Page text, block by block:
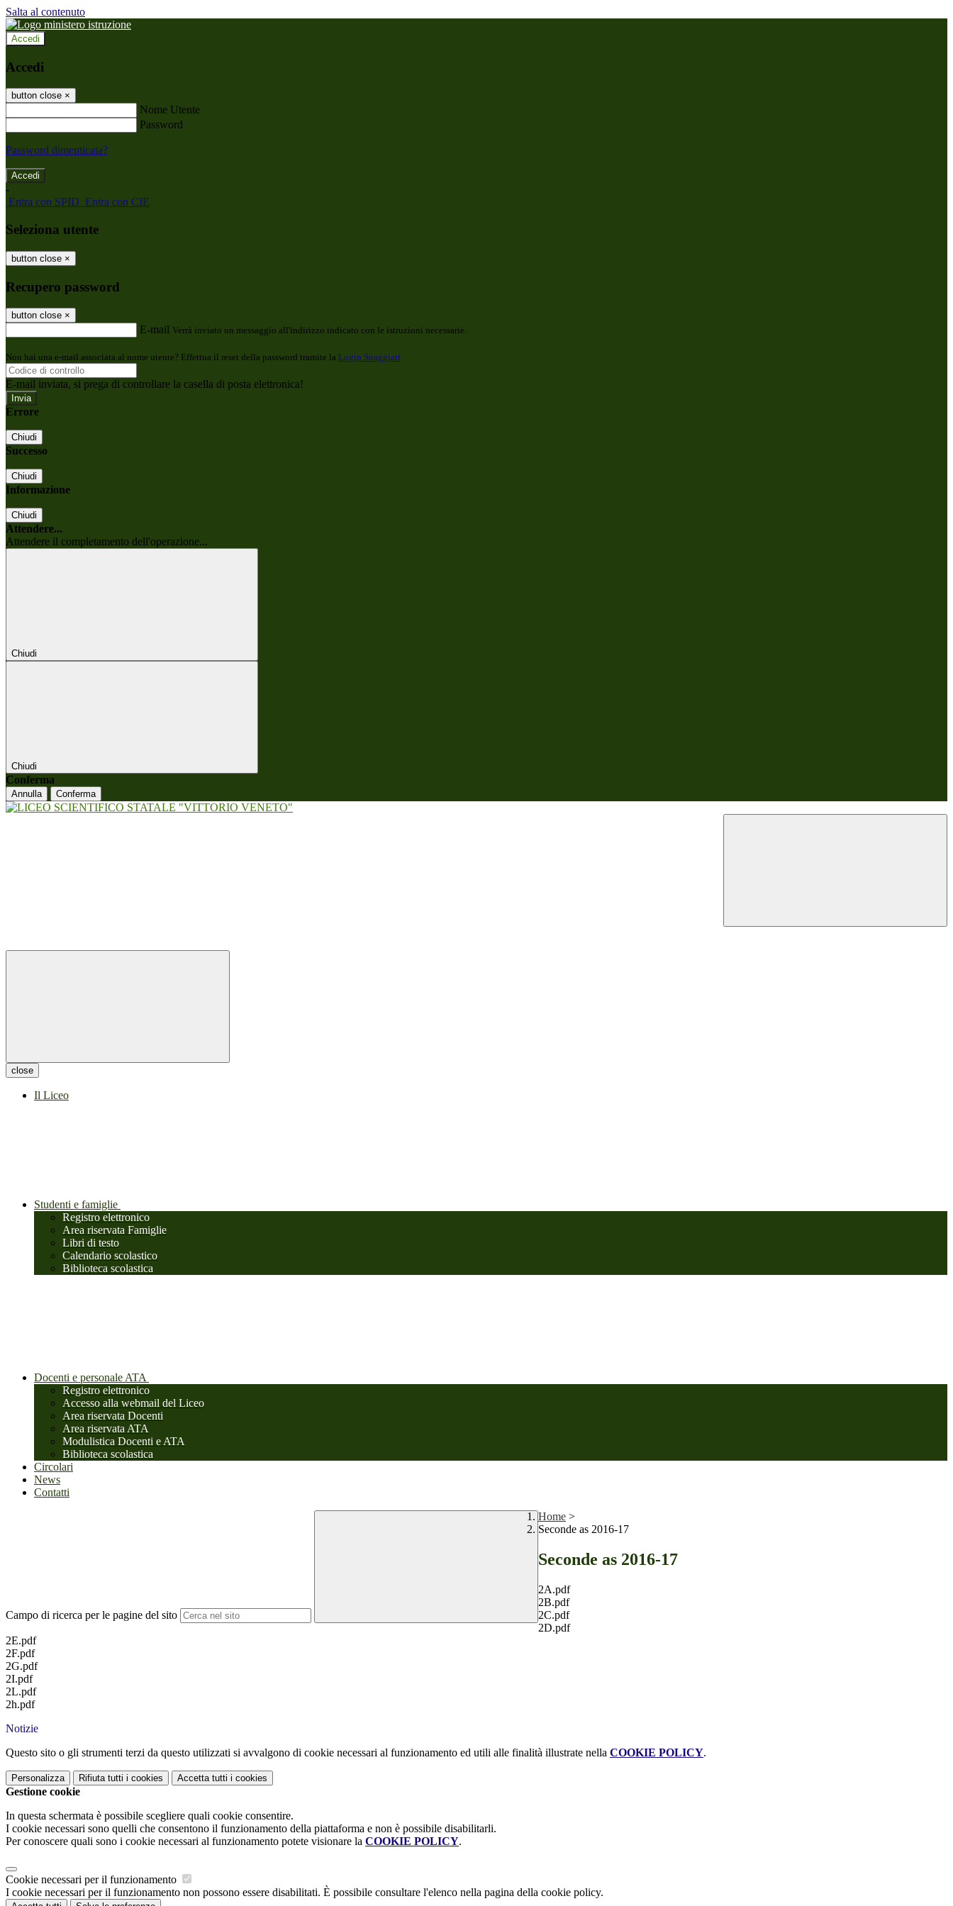
Salta al contenuto
Accedi
Accedi
button close ×
Nome Utente
Password
Password dimenticata?
-
Entra con SPID Entra con CIE
Seleziona utente
button close ×
Recupero password
button close ×
E-mail Verrà inviato un messaggio all'indirizzo indicato con le istruzioni necessarie.
Non hai una e-mail associata al nome utente? Effettua il reset della password tramite la Login Spaggiari
E-mail inviata, si prega di controllare la casella di posta elettronica!
Errore
Chiudi
Successo
Chiudi
Informazione
Chiudi
Attendere...
Attendere il completamento dell'operazione...
Chiudi
Chiudi
Conferma
Annulla Conferma
close
Il Liceo
Studenti e famiglie
Registro elettronico
Area riservata Famiglie
Libri di testo
Calendario scolastico
Biblioteca scolastica
Docenti e personale ATA
Registro elettronico
Accesso alla webmail del Liceo
Area riservata Docenti
Area riservata ATA
Modulistica Docenti e ATA
Biblioteca scolastica
Circolari
News
Contatti
Campo di ricerca per le pagine del sito
Home >
Seconde as 2016-17
Seconde as 2016-17
2A.pdf
2B.pdf
2C.pdf
2D.pdf
2E.pdf
2F.pdf
2G.pdf
2I.pdf
2L.pdf
2h.pdf
Notizie
Questo sito o gli strumenti terzi da questo utilizzati si avvalgono di cookie necessari al funzionamento ed utili alle finalità illustrate nella COOKIE POLICY.
Personalizza Rifiuta tutti i cookies Accetta tutti i cookies
Gestione cookie
In questa schermata è possibile scegliere quali cookie consentire.
I cookie necessari sono quelli che consentono il funzionamento della piattaforma e non è possibile disabilitarli.
Per conoscere quali sono i cookie necessari al funzionamento potete visionare la COOKIE POLICY.
Cookie necessari per il funzionamento
I cookie necessari per il funzionamento non possono essere disabilitati. È possibile consultare l'elenco nella pagina della cookie policy.